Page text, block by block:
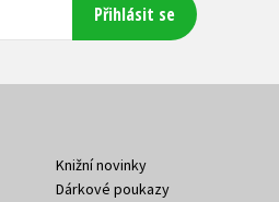
Přihlásit se
Knižní novinky
Dárkové poukazy